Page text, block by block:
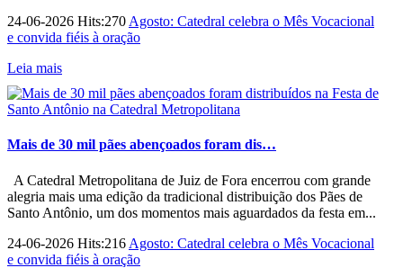
24-06-2026 Hits:270 Agosto: Catedral celebra o Mês Vocacional
e convida fiéis à oração
Leia mais
Mais de 30 mil pães abençoados foram dis…
A Catedral Metropolitana de Juiz de Fora encerrou com grande
alegria mais uma edição da tradicional distribuição dos Pães de
Santo Antônio, um dos momentos mais aguardados da festa em...
24-06-2026 Hits:216 Agosto: Catedral celebra o Mês Vocacional
e convida fiéis à oração